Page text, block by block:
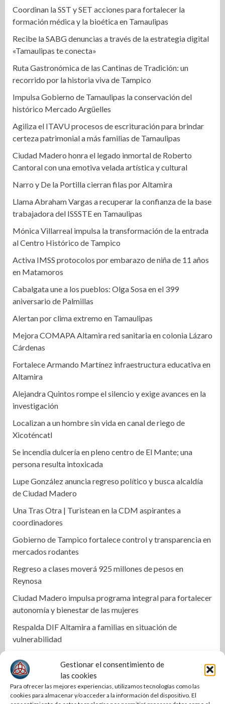
Gestionar el consentimiento de
las cookies
Para ofrecer las mejores experiencias, utilizamos tecnologías como las
cookies para almacenar y/o acceder a la información del dispositivo. El
Coordinan la SST y SET acciones para fortalecer la
formación médica y la bioética en Tamaulipas
Recibe la SABG denuncias a través de la estrategia digital
«Tamaulipas te conecta»
Ruta Gastronómica de las Cantinas de Tradición: un
recorrido por la historia viva de Tampico
Impulsa Gobierno de Tamaulipas la conservación del
histórico Mercado Argüelles
Agiliza el ITAVU procesos de escrituración para brindar
certeza patrimonial a más familias de Tamaulipas
Ciudad Madero honra el legado inmortal de Roberto
Cantoral con una emotiva velada artística y cultural
Narro y De la Portilla cierran filas por Altamira
Llama Abraham Vargas a recuperar la confianza de la base
trabajadora del ISSSTE en Tamaulipas
Mónica Villarreal impulsa la transformación de la entrada
al Centro Histórico de Tampico
Activa IMSS protocolos por embarazo de niña de 11 años
en Matamoros
Cabalgata une a los pueblos: Olga Sosa en el 399
aniversario de Palmillas
Alertan por clima extremo en Tamaulipas
Mejora COMAPA Altamira red sanitaria en colonia Lázaro
Cárdenas
Fortalece Armando Martínez infraestructura educativa en
Altamira
Alejandra Quintos rompe el silencio y exige avances en la
investigación
Localizan a un hombre sin vida en canal de riego de
Xicoténcatl
Se incendia dulcería en pleno centro de El Mante; una
persona resulta intoxicada
Lupe González anuncia regreso político y busca alcaldía
de Ciudad Madero
Una Tras Otra | Turistean en la CDM aspirantes a
coordinadores
Gobierno de Tampico fortalece control y transparencia en
mercados rodantes
Regreso a clases moverá 925 millones de pesos en
Reynosa
Ciudad Madero impulsa programa integral para fortalecer
autonomía y bienestar de las mujeres
Respalda DIF Altamira a familias en situación de
vulnerabilidad
sectores
Respalda la SET acuerdos de la CONAEDU sobre redes
sociales y escuelas militarizadas